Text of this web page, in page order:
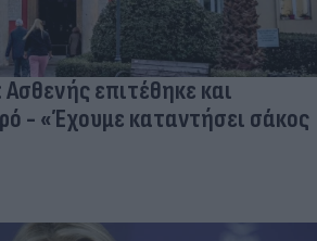
επιτέθηκε και
- «Έχουμε καταντήσει σάκος